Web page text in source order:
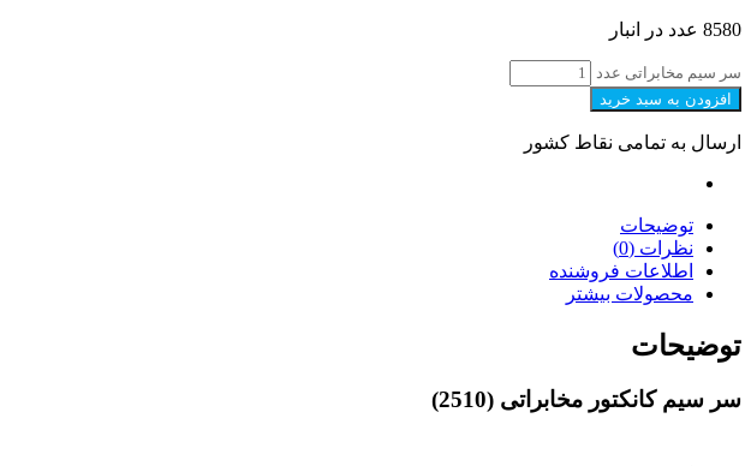
8580 عدد در انبار
سر سیم مخابراتی عدد
افزودن به سبد خرید
ارسال به تمامی نقاط کشور
توضیحات
نظرات (0)
اطلاعات فروشنده
محصولات بیشتر
توضیحات
سر سیم کانکتور مخابراتی (2510)